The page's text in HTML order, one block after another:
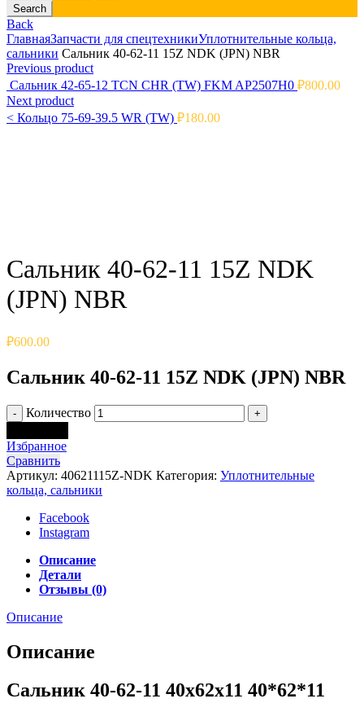
Search
Back
ГлавнаяЗапчасти для спецтехникиУплотнительные кольца,
сальники Сальник 40-62-11 15Z NDK (JPN) NBR
Previous product
Сальник 42-65-12 TCN CHR (TW) FKM AP2507H0 ₽800.00
Next product
< Кольцо 75-69-39.5 WR (TW) ₽180.00
Сальник 40-62-11 15Z NDK
(JPN) NBR
₽600.00
Сальник 40-62-11 15Z NDK (JPN) NBR
Количество
Избранное
Сравнить
Артикул: 40621115Z-NDK Категория: Уплотнительные
кольца, сальники
Facebook
Instagram
Описание
Детали
Отзывы (0)
Описание
Описание
Сальник 40-62-11 40x62x11 40*62*11